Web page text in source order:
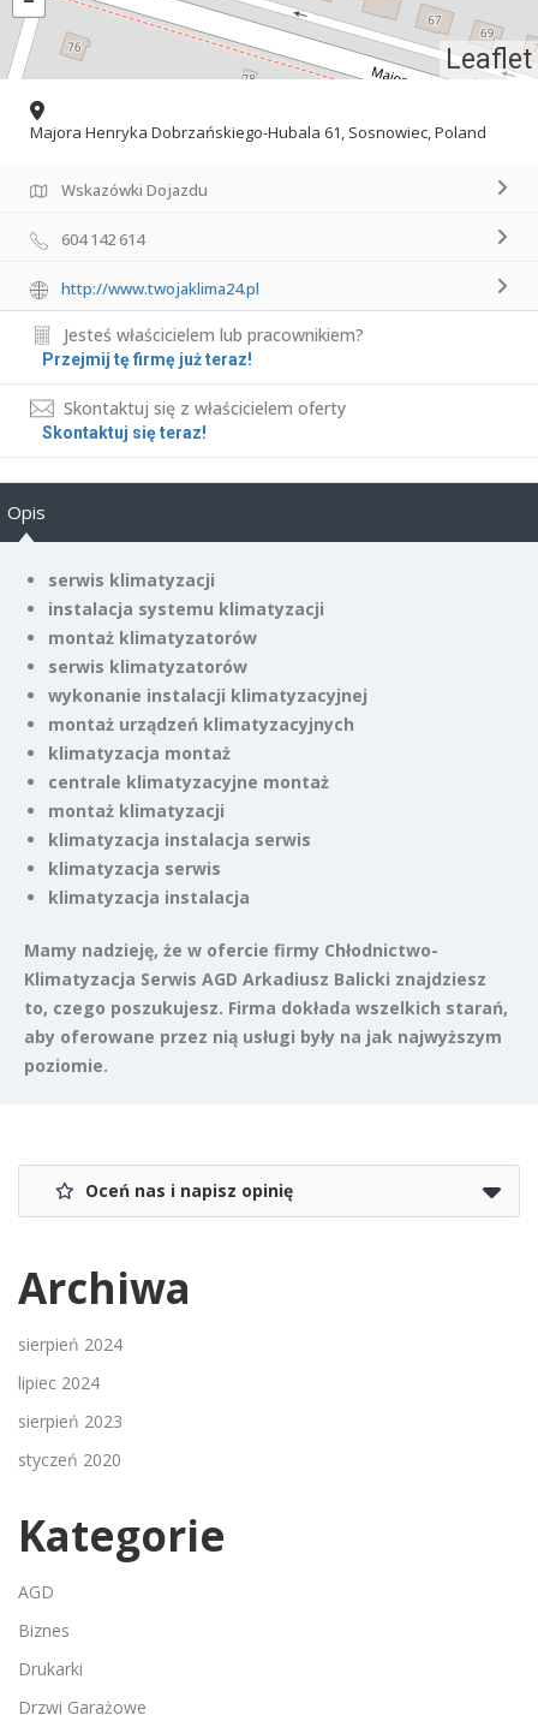
Leaflet
Majora Henryka Dobrzańskiego-Hubala 61, Sosnowiec, Poland
Wskazówki Dojazdu
604 142 614
http://www.twojaklima24.pl
Jesteś właścicielem lub pracownikiem?
Przejmij tę firmę już teraz!
Skontaktuj się z właścicielem oferty
Skontaktuj się teraz!
Opis
serwis klimatyzacji
instalacja systemu klimatyzacji
montaż klimatyzatorów
serwis klimatyzatorów
wykonanie instalacji klimatyzacyjnej
montaż urządzeń klimatyzacyjnych
klimatyzacja montaż
centrale klimatyzacyjne montaż
montaż klimatyzacji
klimatyzacja instalacja serwis
klimatyzacja serwis
klimatyzacja instalacja
Mamy nadzieję, że w ofercie firmy Chłodnictwo-
Klimatyzacja Serwis AGD Arkadiusz Balicki znajdziesz
to, czego poszukujesz. Firma dokłada wszelkich starań,
aby oferowane przez nią usługi były na jak najwyższym
poziomie.
Oceń nas i napisz opinię
Archiwa
sierpień 2024
lipiec 2024
sierpień 2023
styczeń 2020
Kategorie
AGD
Biznes
Drukarki
Drzwi Garażowe